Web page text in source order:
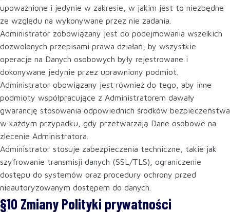
upoważnione i jedynie w zakresie, w jakim jest to niezbędne
ze względu na wykonywane przez nie zadania.
Administrator zobowiązany jest do podejmowania wszelkich
dozwolonych przepisami prawa działań, by wszystkie
operacje na Danych osobowych były rejestrowane i
dokonywane jedynie przez uprawniony podmiot.
Administrator obowiązany jest również do tego, aby inne
podmioty współpracujące z Administratorem dawały
gwarancję stosowania odpowiednich środków bezpieczeństwa
w każdym przypadku, gdy przetwarzają Dane osobowe na
zlecenie Administratora.
Administrator stosuje zabezpieczenia techniczne, takie jak
szyfrowanie transmisji danych (SSL/TLS), ograniczenie
dostępu do systemów oraz procedury ochrony przed
nieautoryzowanym dostępem do danych.
§10 Zmiany Polityki prywatności